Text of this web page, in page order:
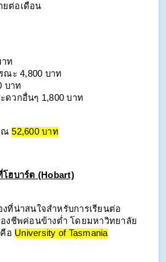
ยต่อเดือน
าท
ณะ 4,800 บาท
บาท
ดวกอื่นๆ 1,800 บาท
ณ52,600 บาท
โฮบาร์ต (Hobart)
งที่น่าสนใจสำหรับการเรียนต่อ
องชีพค่อนข้างต่ำ โดยมหาวิทยาลัย
อ University of Tasmania